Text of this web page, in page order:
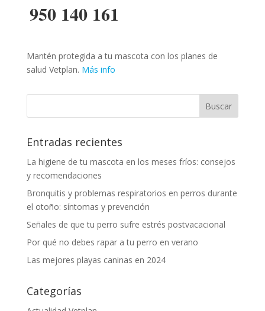
950 140 161
Mantén protegida a tu mascota con los planes de
salud Vetplan. Más info
Entradas recientes
La higiene de tu mascota en los meses fríos: consejos
y recomendaciones
Bronquitis y problemas respiratorios en perros durante
el otoño: síntomas y prevención
Señales de que tu perro sufre estrés postvacacional
Por qué no debes rapar a tu perro en verano
Las mejores playas caninas en 2024
Categorías